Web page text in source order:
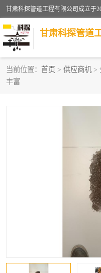
甘肃科探管道
当前位置： 首页 > 供应商机 >
丰富
管道安装维修